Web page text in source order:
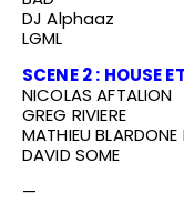
DJ Alphaaz
LGML
SCENE 2 : HOUSE
NICOLAS AFTALION
GREG RIVIERE
MATHIEU
DAVID SOME
—